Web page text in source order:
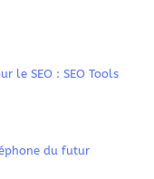
le SEO : SEO Tools
du futur